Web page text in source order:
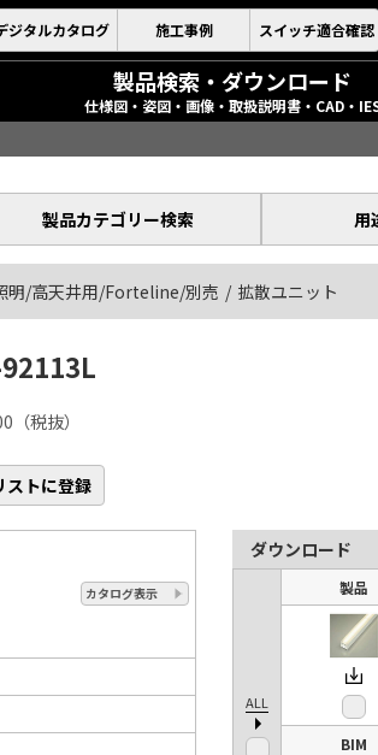
ジタルカタログ 施工事例 スイッチ適合確認
製品検索・ダウンロード
仕様図・姿図・画像・取扱説明書・CAD・
製品カテゴリー検索 用
明/高天井用/Forteline/別売 拡散ユニット
（税抜）
ストに登録
カタログ表示
ダウンロード
ALL
製品
BIM